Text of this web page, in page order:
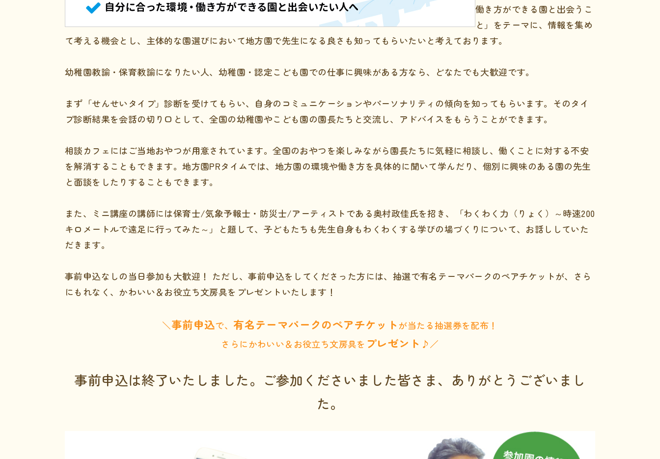
働き方ができる園と出会うこ
と」をテーマに、情報を集め
て考える機会とし、主体的な園選びにおいて地方園で先生になる良さも知ってもらいたいと考えております。
幼稚園教諭・保育教諭になりたい人、幼稚園・認定こども園での仕事に興味がある方なら、どなたでも大歓迎です。
まず「せんせいタイプ」診断を受けてもらい、自身のコミュニケーションやパーソナリティの傾向を知ってもらいます。そのタイ
プ診断結果を会話の切り口として、全国の幼稚園やこども園の園長たちと交流し、アドバイスをもらうことができます。
相談カフェにはご当地おやつが用意されています。全国のおやつを楽しみながら園長たちに気軽に相談し、働くことに対する不安
を解消することもできます。地方園PRタイムでは、地方園の環境や働き方を具体的に聞いて学んだり、個別に興味のある園の先生
と面談をしたりすることもできます。
また、ミニ講座の講師には保育士/気象予報士・防災士/アーティストである奥村政佳氏を招き、「わくわく力（りょく）～時速200
キロメートルで遠足に行ってみた～」と題して、子どもたちも先生自身もわくわくする学びの場づくりについて、お話ししていた
だきます。
事前申込なしの当日参加も大歓迎！ ただし、事前申込をしてくださった方には、抽選で有名テーマパークのペアチケットが、さら
にもれなく、かわいい＆お役立ち文房具をプレゼントいたします！
＼事前申込で、 有名テーマパークのペアチケットが当たる抽選券を配布！
さらにかわいい＆お役立ち文房具を プレゼント ♪／
事前申込は終了いたしました。 ご参加くださいました皆さま、ありがとうございまし
た。